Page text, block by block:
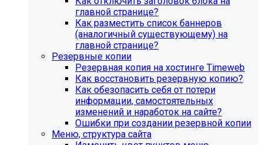
Учебные курсы
главной странице?
Как разместить список баннеров
(аналогичный существующему) на
главной странице?
Резервные копии
Резервная копия на хостинге Timeweb
Как восстановить резервную копию?
Как обезопасить себя от потери
информации, самостоятельных
изменений и наработок на сайте?
Ошибки при создании резервной копии
Меню, структура сайта